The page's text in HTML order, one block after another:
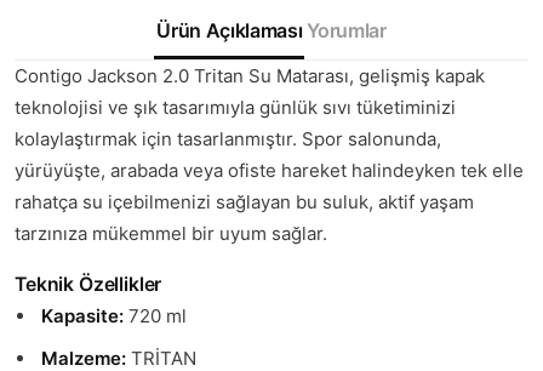
Ürün Açıklaması Yorumlar
Contigo Jackson 2.0 Tritan Su Matarası, gelişmiş kapak
teknolojisi ve şık tasarımıyla günlük sıvı tüketiminizi
kolaylaştırmak için tasarlanmıştır. Spor salonunda,
yürüyüşte, arabada veya ofiste hareket halindeyken tek elle
rahatça su içebilmenizi sağlayan bu suluk, aktif yaşam
tarzınıza mükemmel bir uyum sağlar.
Teknik Özellikler
Kapasite:720 ml
Malzeme:TRİTAN